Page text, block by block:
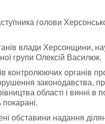
голови
влади Херсонщини,
групи Олексій Василюк.
контролюючих органів
законодавства,
області і винні
обставини надання